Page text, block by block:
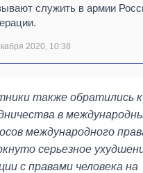
служить в армии
2020, 10:38
также обратились
в
международного
серьезное
с правами человека на